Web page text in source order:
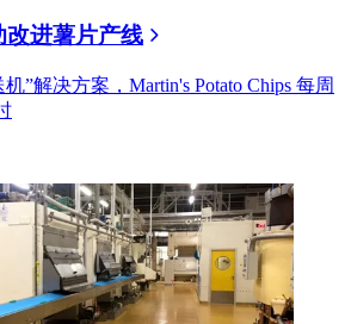
进薯片产线
”解决方案，Martin's Potato Chips 每周